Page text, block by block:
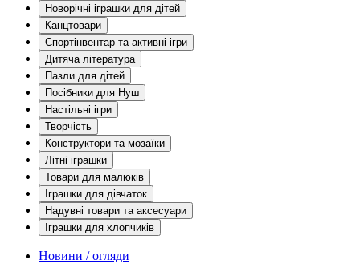
Новорічні іграшки для дітей
Канцтовари
Спортінвентар та активні ігри
Дитяча література
Пазли для дітей
Посібники для Нуш
Настільні ігри
Творчість
Конструктори та мозаїки
Літні іграшки
Товари для малюків
Іграшки для дівчаток
Надувні товари та аксесуари
Іграшки для хлопчиків
Новини / огляди